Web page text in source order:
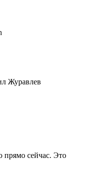
Журавлев
прямо сейчас. Это